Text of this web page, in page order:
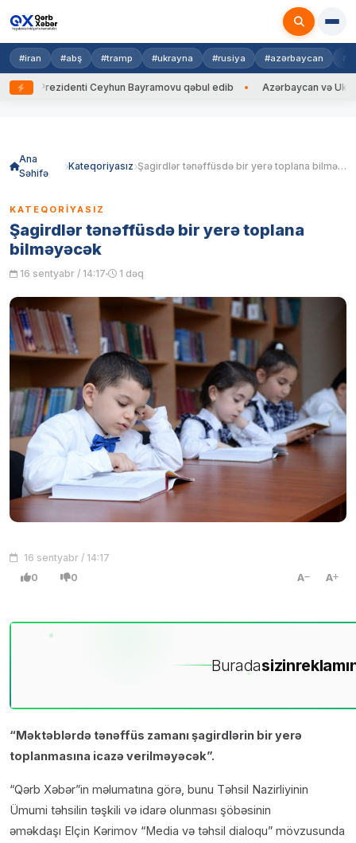
#iran #abş #tramp #ukrayna #rusiya #azərbaycan
Prezidenti Ceyhun Bayramovu qəbul edib Azərbaycan və
Ana
Səhifə
Kateqoriyasız Şagirdlər tənəffüsdə bir yerə toplana bilməyəcək
KATEQORIYASIZ
Şagirdlər tənəffüsdə bir yerə toplana
bilməyəcək
16 sentyabr / 14:17 1 dəq
16 sentyabr / 14:17
0 0 A A
Buradasizin
“Məktəblərdə tənəffüs zamanı şagirdlərin bir yerə
toplanmasına icazə verilməyəcək”.
“Qərb Xəbər”in məlumatına görə, bunu Təhsil Nazirliyinin
Ümumi təhsilin təşkili və idarə olunması şöbəsinin
əməkdaşı Elçin Kərimov “Media və təhsil dialoqu” mövzusunda